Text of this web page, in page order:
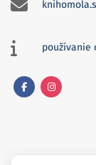
používanie